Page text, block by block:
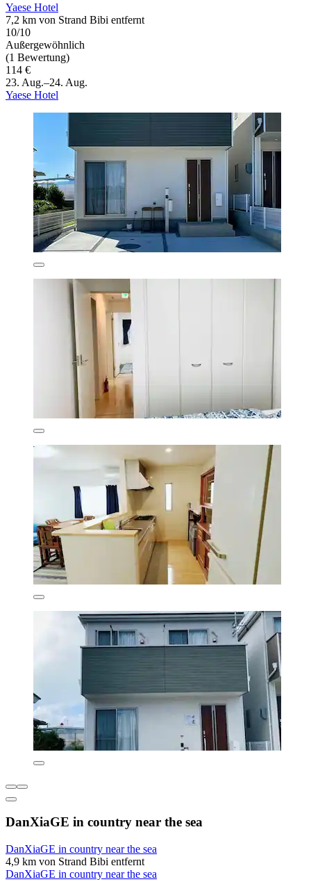
Yaese Hotel
7,2 km von Strand Bibi entfernt
10/10
Außergewöhnlich
(1 Bewertung)
114 €
23. Aug.–24. Aug.
Yaese Hotel
DanXiaGE in country near the sea
DanXiaGE in country near the sea
4,9 km von Strand Bibi entfernt
DanXiaGE in country near the sea